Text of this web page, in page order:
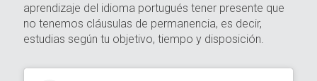
aprendizaje del idioma portugués tener presente que
no tenemos cláusulas de permanencia, es decir,
estudias según tu objetivo, tiempo y disposición.